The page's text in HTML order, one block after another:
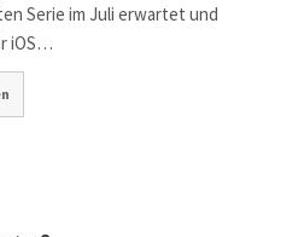
Serie im Juli erwartet und
iOS…